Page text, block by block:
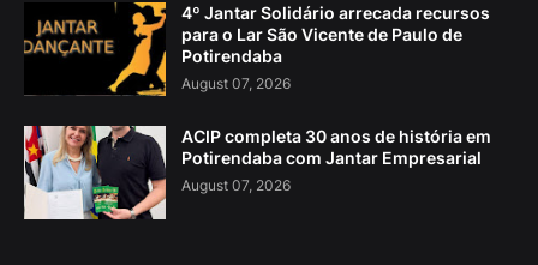
4º Jantar Solidário arrecada recursos
para o Lar São Vicente de Paulo de
Potirendaba
August 07, 2026
ACIP completa 30 anos de história em
Potirendaba com Jantar Empresarial
August 07, 2026